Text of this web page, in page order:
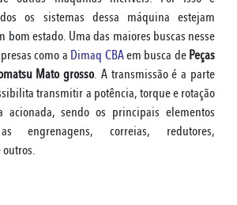
os sistemas dessa máquina estejam
bom estado. Uma das maiores buscas nesse
como a Dimaq CBAem busca de Peças
Mato grosso. A transmissão é a parte
transmitir a potência, torque e rotação
acionada, sendo os principais elementos
engrenagens, correias, redutores,
outros.